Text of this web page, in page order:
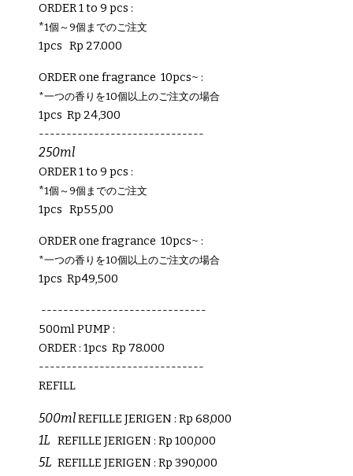
ORDER1 to 9 pcs :
*1個～9個までのご注文
1pcs Rp 27.000
ORDERone fragrance 10pcs~ :
*一つの香りを10個以上のご注文の場合
1pcsRp 24,300
------------------------------
250ml
ORDER1 to 9 pcs :
*1個～9個までのご注文
1pcs Rp55,00
ORDER one fragrance 10pcs~ :
*一つの香りを10個以上のご注文の場合
1pcsRp49,500
------------------------------
500ml PUMP :
ORDER : 1pcsRp 78.000
------------------------------
REFILL
500mlREFILLE JERIGEN : Rp68,000
1L REFILLE JERIGEN : Rp100,000
5L REFILLE JERIGEN : Rp390,000